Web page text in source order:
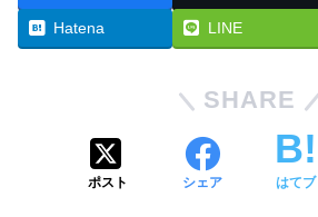
Hatena LINE
SHARE
ポスト シェア はてブ